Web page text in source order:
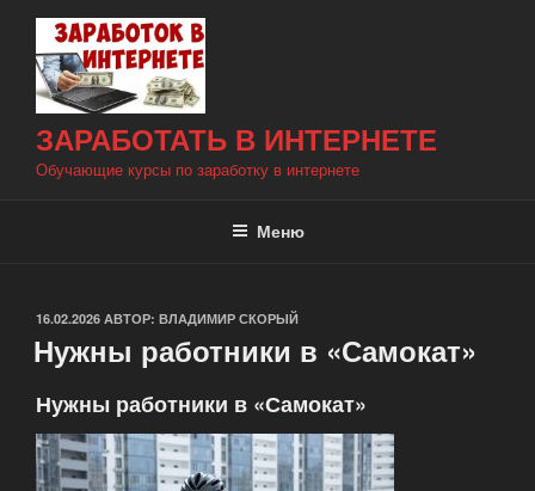
Перейти
содержимому
ЗАРАБОТАТЬ В ИНТЕРНЕТЕ
Обучающие курсы по заработку в интернете
Меню
ОПУБЛИКОВАНО
16.02.2026 АВТОР: ВЛАДИМИР СКОРЫЙ
Нужны работники в «Самокат»
Нужны работники в «Самокат»